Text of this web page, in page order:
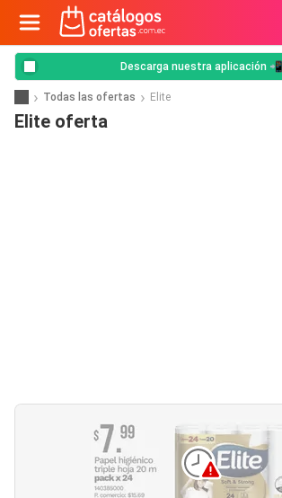
Descarga nuestra aplicación 📲
Todas las ofertas Elite
Elite oferta